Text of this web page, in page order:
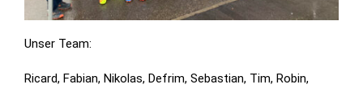
Unser Team:
Ricard, Fabian, Nikolas, Defrim, Sebastian, Tim, Robin,